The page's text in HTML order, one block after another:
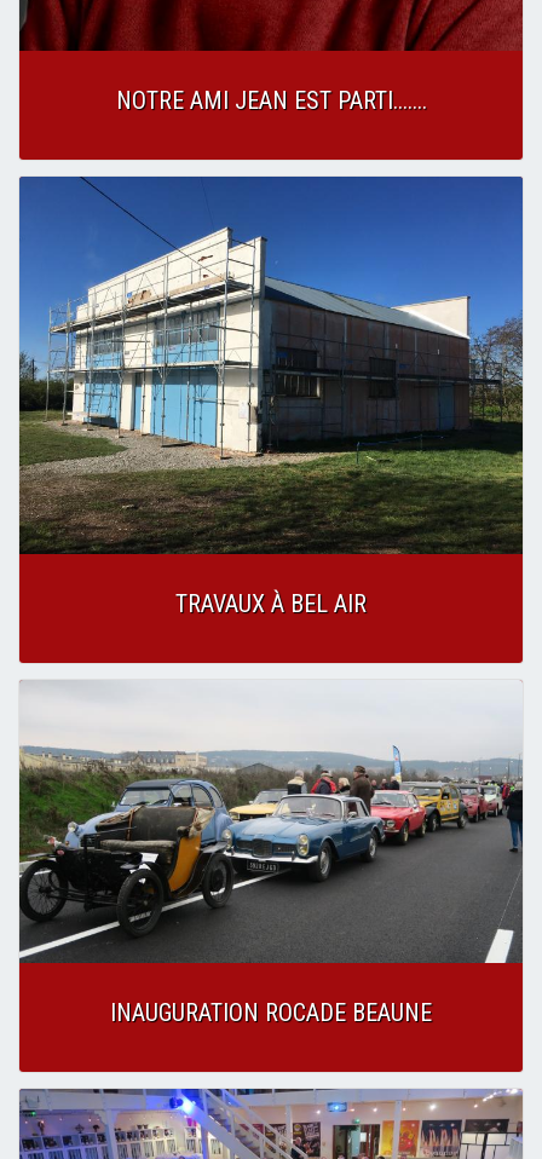
NOTRE AMI JEAN EST PARTI.......
TRAVAUX À BEL AIR
INAUGURATION ROCADE BEAUNE